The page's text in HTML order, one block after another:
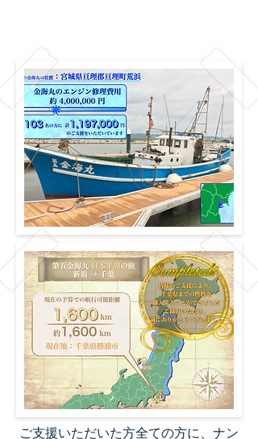
ご支援いただいた方全ての方に、ナン